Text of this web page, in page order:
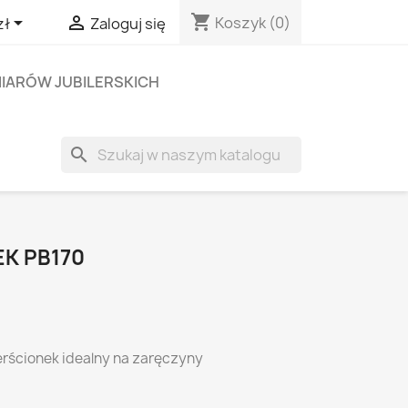
  Zaloguj się shopping_cart Koszyk (0)
JUBILERSKICH
search
PB170
idealny na zaręczyny